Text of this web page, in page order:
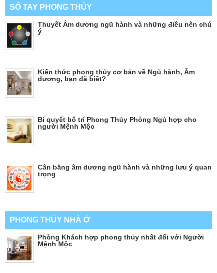
SỔ TAY PHONG THỦY
Thuyết Âm dương ngũ hành và những điều nên chú
ý
Kiến thức phong thủy cơ bản về Ngũ hành, Âm
dương, bạn đã biết?
Bí quyết bố trí Phong Thủy Phòng Ngủ hợp cho
người Mệnh Mộc
Cân bằng âm dương ngũ hành và những lưu ý quan
trọng
PHONG THỦY NHÀ Ở
Phòng Khách hợp phong thủy nhất đối với Người
Mệnh Mộc